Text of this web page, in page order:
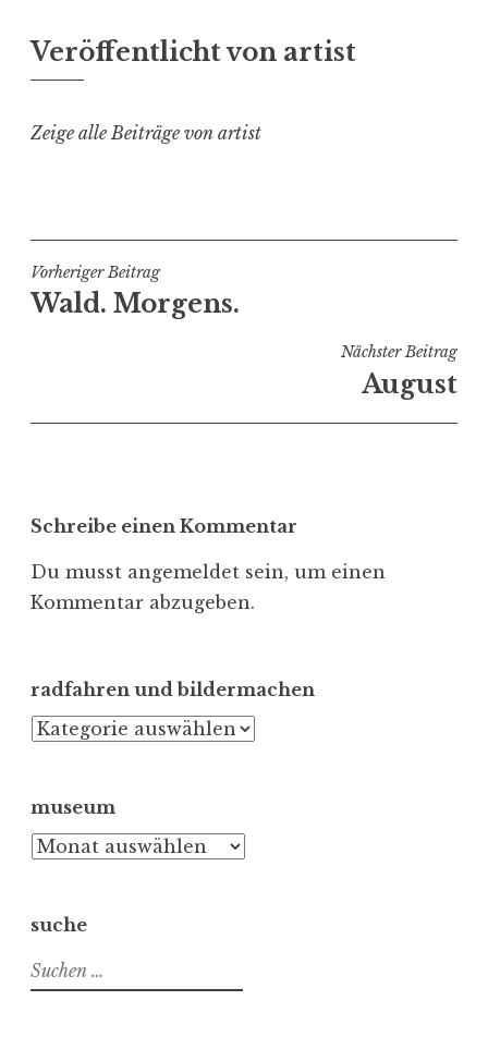
Veröffentlicht von artist
Zeige alle Beiträge von artist
Beitragsnavigation
Vorheriger Beitrag
Wald. Morgens.
Nächster Beitrag
August
Schreibe einen Kommentar
Du musst angemeldet sein, um einen
Kommentar abzugeben.
radfahren und bildermachen
radfahren
museum
museum
suche
Suchen
nach: